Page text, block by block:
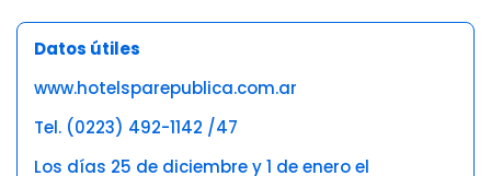
Datos útiles
www.hotelsparepublica.com.ar
Tel. (0223) 492-1142 /47
Los días 25 de diciembre y 1 de enero el